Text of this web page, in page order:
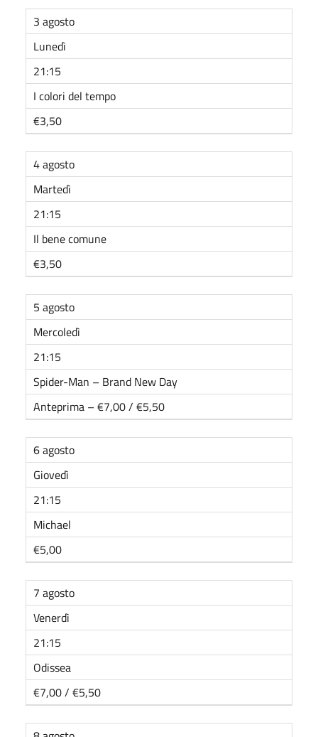
3 agosto
Lunedì
21:15
I colori del tempo
€3,50
4 agosto
Martedì
21:15
Il bene comune
€3,50
5 agosto
Mercoledì
21:15
Spider-Man – Brand New Day
Anteprima – €7,00 / €5,50
6 agosto
Giovedì
21:15
Michael
€5,00
7 agosto
Venerdì
21:15
Odissea
€7,00 / €5,50